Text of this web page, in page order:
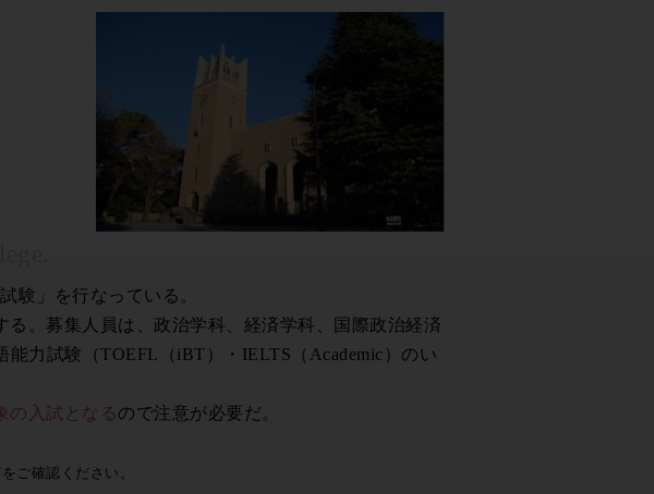
験」を行なっている。
。募集人員は、政治学科、経済学科、国際政治経済
力試験（TOEFL（iBT）・IELTS（Academic）のい
の入試となるので注意が必要だ。
ご確認ください。